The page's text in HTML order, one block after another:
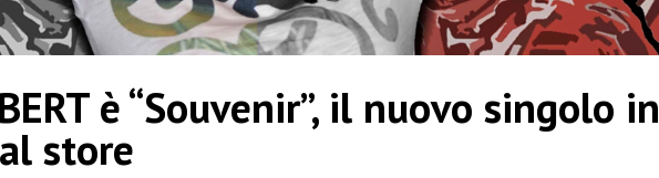
è “Souvenir”, il nuovo singolo in
store